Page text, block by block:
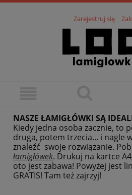
Zarejestruj się
NASZE ŁAMIGŁÓWKI SĄ
Kiedy jedna osoba zacznie, to
druga, potem trzecia... i nagle
znaleźć swoje rozwiązanie.
łamigłówek. Drukuj na kartce
oto jest zabawa! Powyżej jest
GRATIS! Tam też zajrzyj!